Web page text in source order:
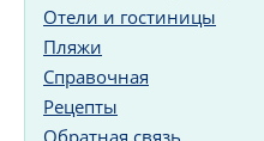
Отели и гостиницы
Пляжи
Справочная
Рецепты
Обратная связь